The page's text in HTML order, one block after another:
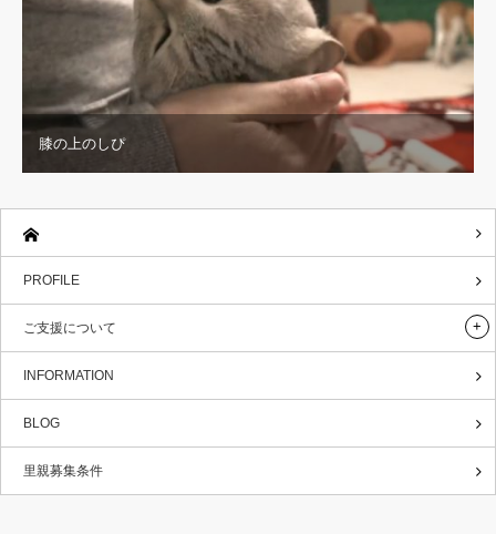
膝の上のしぴ
PROFILE
ご支援について
INFORMATION
BLOG
里親募集条件